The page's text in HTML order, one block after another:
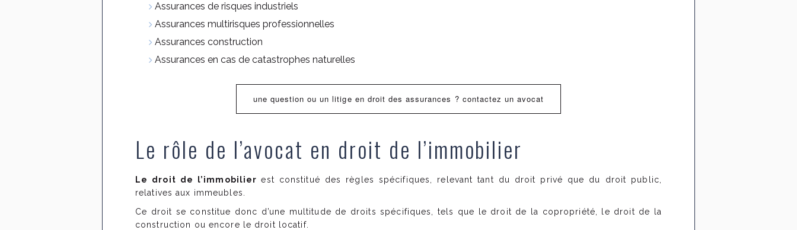
Assurances de risques industriels
Assurances multirisques professionnelles
Assurances construction
Assurances en cas de catastrophes naturelles
une question ou un litige en droit des assurances ? contactez un avocat
Le rôle de l’avocat en droit de l’immobilier
Le droit de l’immobilierest constitué des règles spécifiques, relevant tant du droit privé que du droit public,
relatives aux immeubles.
Ce droit se constitue donc d’une multitude de droits spécifiques, tels que le droit de la copropriété, le droit de la
construction ou encore le droit locatif.